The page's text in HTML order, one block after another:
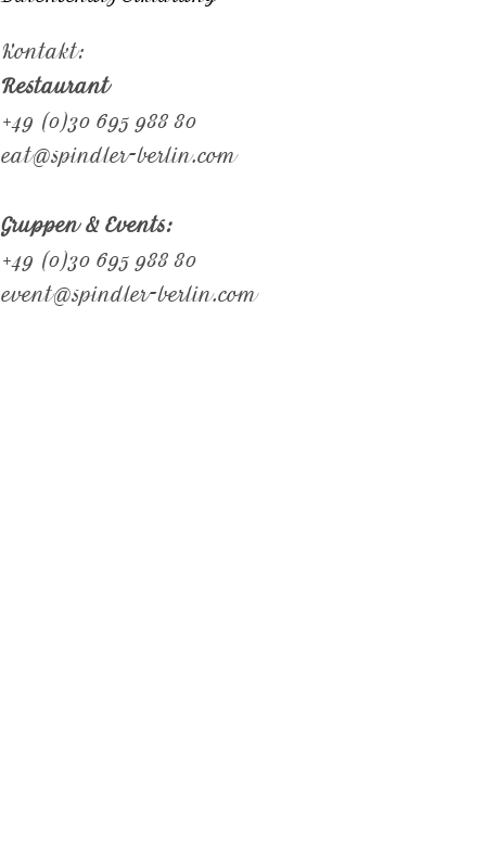
Kontakt:
Restaurant
+49 (0)30 695 988 80
eat@spindler-berlin.com
Gruppen & Events:
+49 (0)30 695 988 80
event@spindler-berlin.com